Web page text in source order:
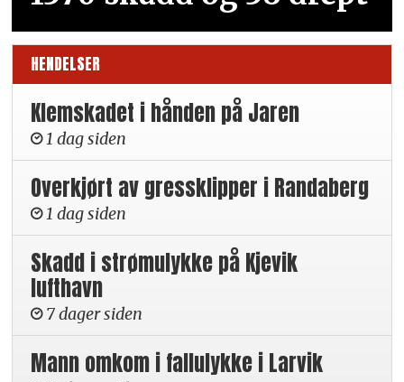
HENDELSER
Klemskadet i hånden på Jaren
1 dag siden
Overkjørt av gressklipper i Randaberg
1 dag siden
Skadd i strømulykke på Kjevik
lufthavn
7 dager siden
Mann omkom i fallulykke i Larvik